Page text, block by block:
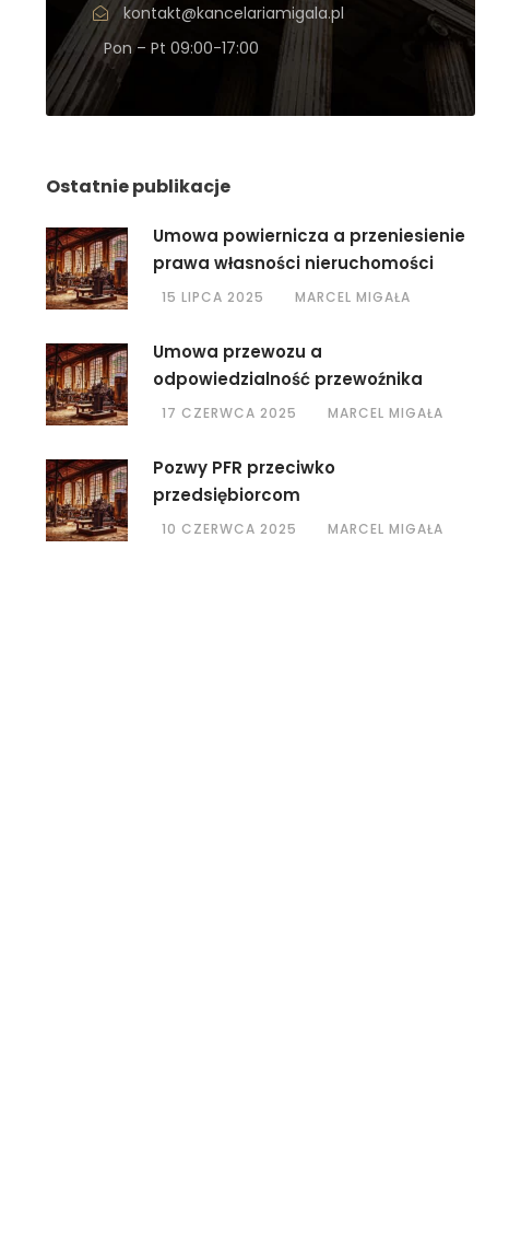
kontakt@kancelariamigala.pl
Pon – Pt 09:00-17:00
Ostatnie publikacje
Umowa powiernicza a przeniesienie
prawa własności nieruchomości
15 LIPCA 2025 MARCEL MIGAŁA
Umowa przewozu a
odpowiedzialność przewoźnika
17 CZERWCA 2025 MARCEL MIGAŁA
Pozwy PFR przeciwko
przedsiębiorcom
10 CZERWCA 2025 MARCEL MIGAŁA